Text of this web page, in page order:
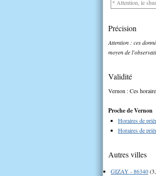
* Attention, le
Précision
Attention : ces
moyen de
Validité
Vernon : Ces
Proche de Vernon
Horaires de
Horaires de
Autres villes
GIZAY - 86340